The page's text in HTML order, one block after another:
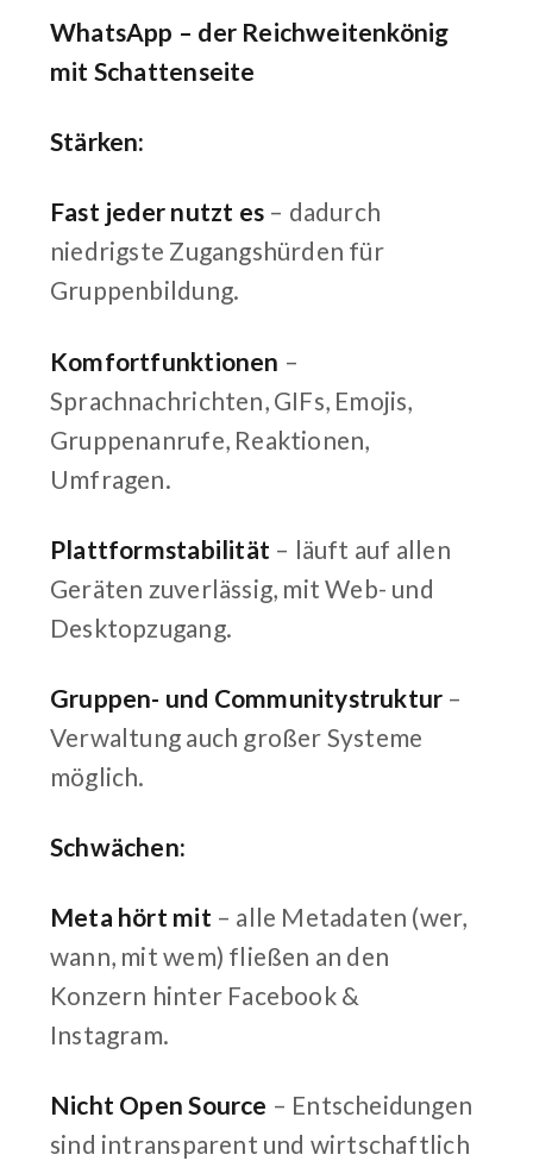
WhatsApp – der Reichweitenkönig
mit Schattenseite
Stärken:
Fast jeder nutzt es– dadurch
niedrigste Zugangshürden für
Gruppenbildung.
Komfortfunktionen –
Sprachnachrichten, GIFs, Emojis,
Gruppenanrufe, Reaktionen,
Umfragen.
Plattformstabilität – läuft auf allen
Geräten zuverlässig, mit Web- und
Desktopzugang.
Gruppen- und Communitystruktur –
Verwaltung auch großer Systeme
möglich.
Schwächen:
Meta hört mit – alle Metadaten (wer,
wann, mit wem) fließen an den
Konzern hinter Facebook &
Instagram.
Nicht Open Source – Entscheidungen
sind intransparent und wirtschaftlich